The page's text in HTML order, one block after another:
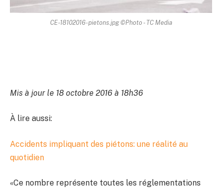
CE-18102016-pietons.jpg ©Photo - TC Media
Mis à jour le 18 octobre 2016 à 18h36
À lire aussi:
Accidents impliquant des piétons: une réalité au
quotidien
«Ce nombre représente toutes les réglementations